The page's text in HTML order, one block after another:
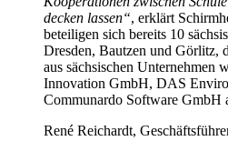
decken lassen“, erklärt
beteiligen sich bereits 10
Dresden, Bautzen und Görlitz,
aus sächsischen Unternehmen
Innovation GmbH, DAS
Communardo Software GmbH
René Reichardt,